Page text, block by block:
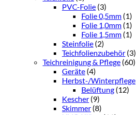
PVC-Folie (3)
Folie 0,5mm (1)
Folie 1,0mm (1)
Folie 1,5mm (1)
Steinfolie (2)
Teichfolienzubehör (3)
Teichreinigung & Pflege (60)
Geräte (4)
Herbst-/Winterpflege
Belüftung (12)
Kescher (9)
Skimmer (8)